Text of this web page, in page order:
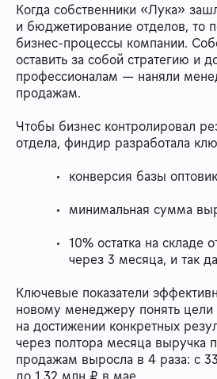
Когда собственники «Лука»
и бюджетирование отделов, то
бизнес-процессы компании.
оставить за собой стратегию и
профессионалам — наняли
продажам.
Чтобы бизнес контролировал
отдела, финдир разработала
конверсия базы
минимальная сумма
10% остатка на складе
через 3 месяца, и так
Ключевые показатели
новому менеджеру понять цели
на достижении конкретных
через полтора месяца выручка
продажам выросла в 4 раза: с